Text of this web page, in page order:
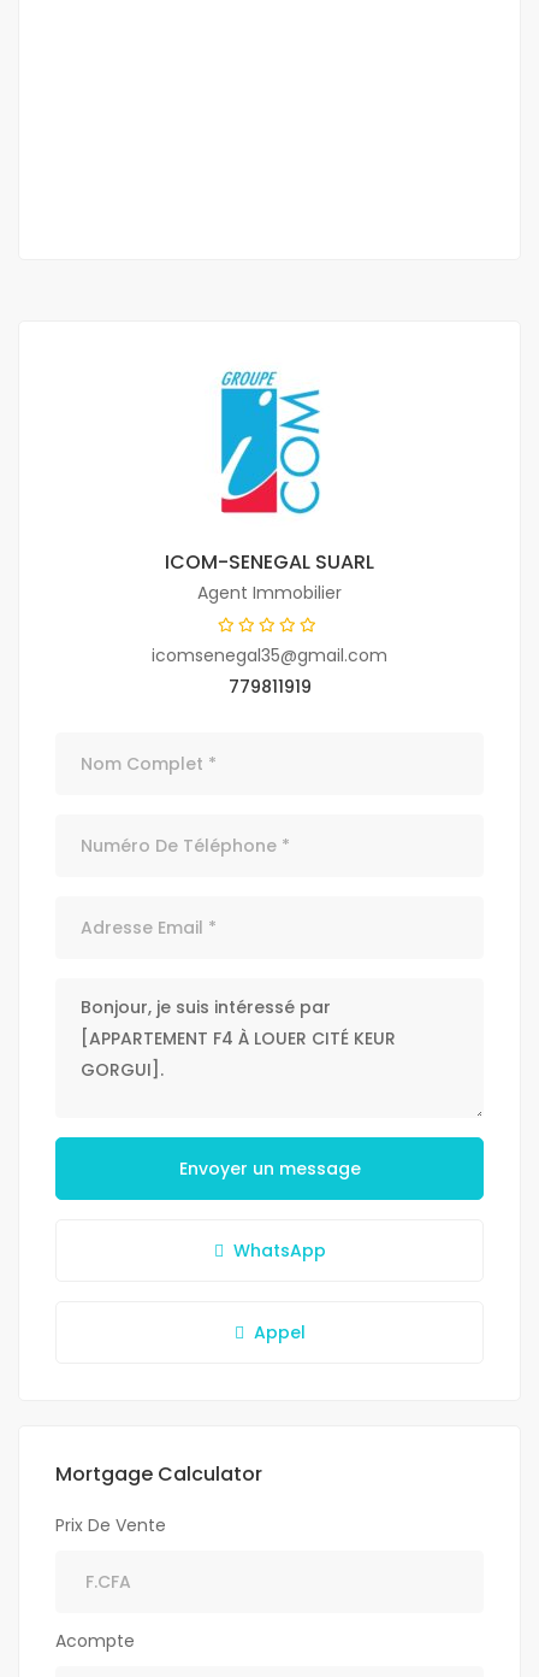
ICOM-SENEGAL SUARL
Agent Immobilier
icomsenegal35@gmail.com
779811919
Envoyer un message
WhatsApp
Appel
Mortgage Calculator
Prix De Vente
Acompte